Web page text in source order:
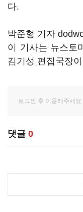
다.
박준형 기자
이 기사는 뉴스토
김기성 편집국장
댓글 0